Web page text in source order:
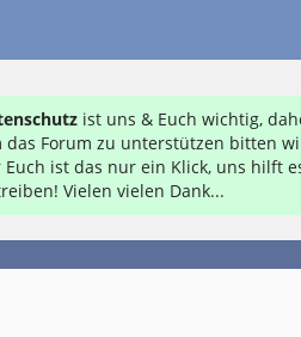
ist uns & Euch wichtig,
das Forum zu unterstützen bitten
Euch ist das nur ein Klick, uns hilft
Vielen vielen Dank...